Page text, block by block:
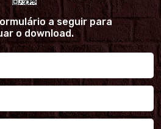
a seguir para
o download.